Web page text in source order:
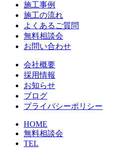
施工事例
施工の流れ
よくあるご質問
無料相談会
お問い合わせ
会社概要
採用情報
お知らせ
ブログ
プライバシーポリシー
HOME
無料相談会
TEL